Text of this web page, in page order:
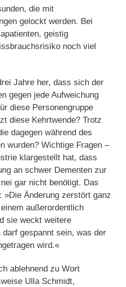
die mit
gelockt werden. Bei
geistig
noch viel
Jahre her, dass sich der
gegen jede Aufweichung
diese Personengruppe
diese Kehrtwende? Trotz
dagegen während des
wurden? Wichtige Fragen –
klargestellt hat, dass
an schwer Dementen zur
gar nicht benötigt. Das
»Die Änderung zerstört ganz
außerordentlich
sie weckt weitere
gespannt sein, was der
wird.«
ablehnend zu Wort
Ulla Schmidt,